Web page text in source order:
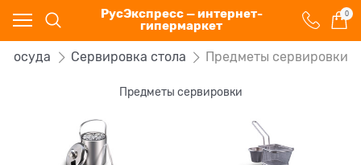
РусЭкспресс — интернет-
гипермаркет
0
Посуда Сервировка стола Предметы сервировки
Предметы сервировки